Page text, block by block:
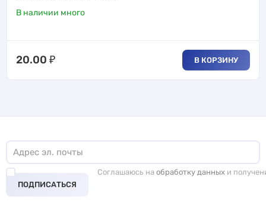
В наличии много
20.00 ₽ В КОРЗИНУ
ПОДПИСАТЬСЯ
Соглашаюсь на обработку данных и